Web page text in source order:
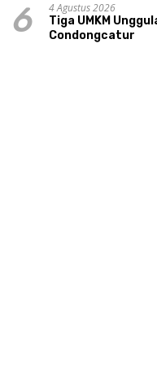
6
4 Agustus 2026
Tiga UMKM
Condongcatur